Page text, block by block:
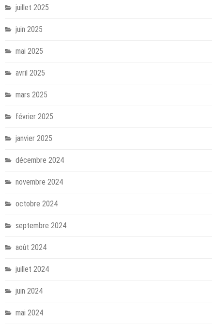
juillet 2025
juin 2025
mai 2025
avril 2025
mars 2025
février 2025
janvier 2025
décembre 2024
novembre 2024
octobre 2024
septembre 2024
août 2024
juillet 2024
juin 2024
mai 2024